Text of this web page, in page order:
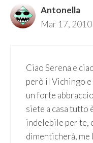
Antonella
Mar 17,
Ciao Serena e
però il Vichingo e
un forte
siete a casa tutto
indelebile per te,
dimenticherà,